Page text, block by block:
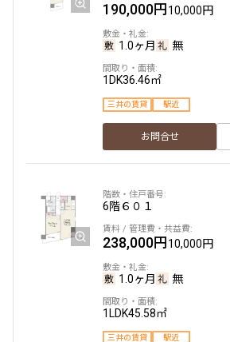
190,000円10,000円
1.0ヶ月 無
1DK36.46㎡
三井の賃貸 駅近
お問合せ
6階６０１
238,000円10,000円
1.0ヶ月 無
1LDK45.58㎡
三井の賃貸 駅近